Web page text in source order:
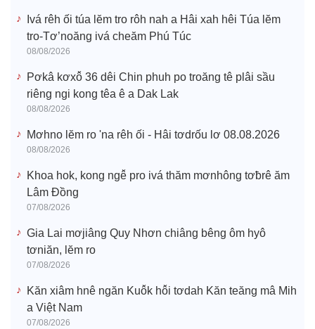
Ivá rêh ối túa lĕm tro rôh nah a Hâi xah hêi Túa lĕm
tro-Tơ’noăng ivá cheăm Phú Túc
08/08/2026
Pơkâ kơxô̆ 36 dêi Chin phuh po troăng tê plâi sầu
riêng ngi kong têa ê a Dak Lak
08/08/2026
Mơhno lĕm ro 'na rêh ối - Hâi tơdrốu lơ 08.08.2026
08/08/2026
Khoa hok, kong ngê̆ pro ivá thăm mơnhông tơƀrê ăm
Lâm Đồng
07/08/2026
Gia Lai mơjiâng Quy Nhơn chiâng bêng ôm hyô
tơniăn, lĕm ro
07/08/2026
Kăn xiâm hnê ngăn Kuô̆k hô̆i tơdah Kăn teăng mâ Mih
a Việt Nam
07/08/2026